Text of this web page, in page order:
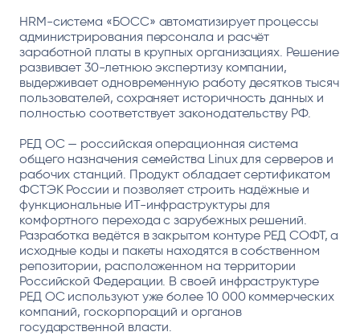
HRM-система «БОСС» автоматизирует процессы
администрирования персонала и расчёт
заработной платы в крупных организациях. Решение
развивает 30-летнюю экспертизу компании,
выдерживает одновременную работу десятков тысяч
пользователей, сохраняет историчность данных и
полностью соответствует законодательству РФ.
РЕД ОС — российская операционная система
общего назначения семейства Linux для серверов и
рабочих станций. Продукт обладает сертификатом
ФСТЭК России и позволяет строить надёжные и
функциональные ИТ-инфраструктуры для
комфортного перехода с зарубежных решений.
Разработка ведётся в закрытом контуре РЕД СОФТ, а
исходные коды и пакеты находятся в собственном
репозитории, расположенном на территории
Российской Федерации. В своей инфраструктуре
РЕД ОС используют уже более 10 000 коммерческих
компаний, госкорпораций и органов
государственной власти.